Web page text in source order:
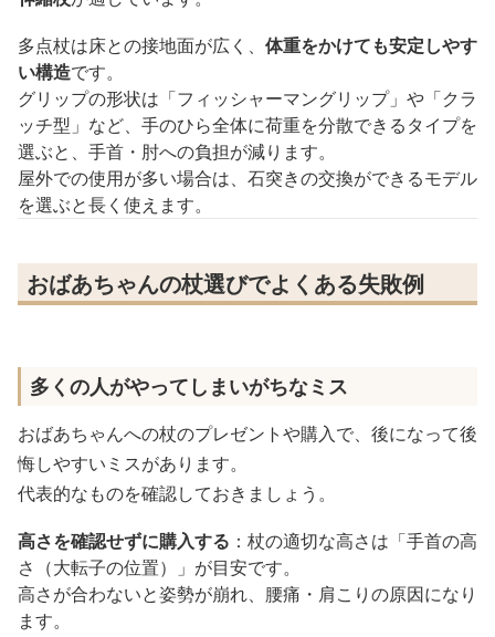
多点杖は床との接地面が広く、 体重をかけても安定しやす
い構造です。
グリップの形状は「フィッシャーマングリップ」や「クラ
ッチ型」など、手のひら全体に荷重を分散できるタイプを
選ぶと、手首・肘への負担が減ります。
屋外での使用が多い場合は、石突きの交換ができるモデル
を選ぶと長く使えます。
おばあちゃんの杖選びでよくある失敗例
多くの人がやってしまいがちなミス
おばあちゃんへの杖のプレゼントや購入で、後になって後
悔しやすいミスがあります。
代表的なものを確認しておきましょう。
高さを確認せずに購入する ：杖の適切な高さは「手首の高
さ（大転子の位置）」が目安です。
高さが合わないと姿勢が崩れ、腰痛・肩こりの原因になり
ます。